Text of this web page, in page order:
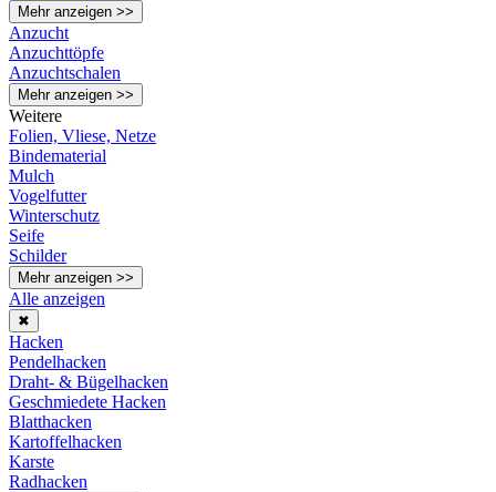
Mehr anzeigen >>
Anzucht
Anzuchttöpfe
Anzuchtschalen
Mehr anzeigen >>
Weitere
Folien, Vliese, Netze
Bindematerial
Mulch
Vogelfutter
Winterschutz
Seife
Schilder
Mehr anzeigen >>
Alle anzeigen
✖
Hacken
Pendelhacken
Draht- & Bügelhacken
Geschmiedete Hacken
Blatthacken
Kartoffelhacken
Karste
Radhacken